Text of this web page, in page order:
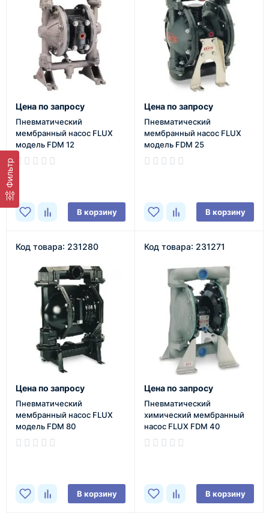
Фильтр
Цена по запросу
Пневматический
мембранный насос FLUX
модель FDM 12
В корзину
Цена по запросу
Пневматический
мембранный насос FLUX
модель FDM 25
В корзину
Код товара: 231280
Цена по запросу
Пневматический
мембранный насос FLUX
модель FDM 80
В корзину
Код товара: 231271
Цена по запросу
Пневматический
химический мембранный
насос FLUX FDM 40
В корзину